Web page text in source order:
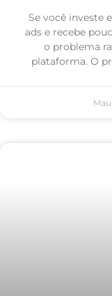
Se você investe
ads e recebe
o problema
plataforma. O